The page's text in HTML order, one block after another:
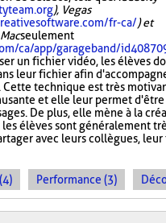
), Vegas
fr-ca/) et
Macseulement
ca/app/garageband/
un fichier vidéo, les élèves
leur fichier afin
Cette technique est très
et elle leur permet
De plus, elle mène à la
élèves sont généralement
avec leurs collègues,
Performance (3)